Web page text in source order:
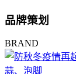
品牌策划
BRAND